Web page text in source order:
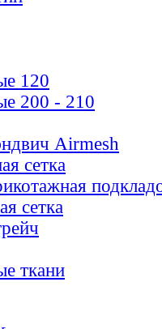
120
200 - 210
Airmesh
сетка
сетка
ткани